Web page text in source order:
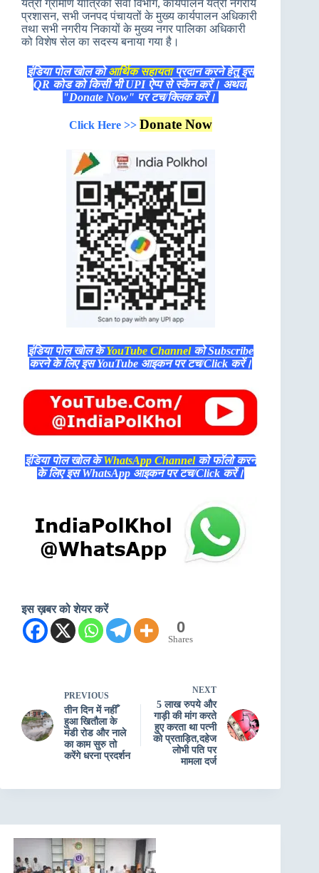
यंत्री ग्रामीण यांत्रिकी सेवा विभाग, कार्यपालन यंत्री नगरीय
प्रशासन, सभी जनपद पंचायतों के मुख्‍य कार्यपालन अधिकारी
तथा सभी नगरीय निकायों के मुख्‍य नगर पालिका अधिकारी
को विशेष सेल का सदस्‍य बनाया गया है।
इंडिया पोल खोल कोआर्थिक सहायताप्रदान करने हेतु इस
QR कोड को किसी भी UPI ऐप्प से स्कैन करें। अथवा
"Donate Now" पर टच/क्लिक करें।
Click Here >> Donate Now
इंडिया पोल खोल केYouTube Channelको Subscribe
करने के लिए इस YouTube आइकन पर टच/Click करें।
इंडिया पोल खोल केWhatsApp Channelको फॉलो करने
के लिए इस WhatsApp आइकन पर टच/Click करें।
इस ख़बर को शेयर करें
0
Shares
PREVIOUS
तीन दिन में नहीँ
हुआ खितौला के
मंडी रोड और नाले
का काम सुरु तो
करेंगे धरना प्रदर्शन
NEXT
5 लाख रुपये और
गाड़ी की मांग करते
हुए करता था पत्नी
को प्रताड़ित,दहेज
लोभी पति पर
मामला दर्ज